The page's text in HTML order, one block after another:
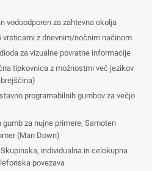
vodoodporen za zahtevna okolja
vrsticami z dnevnim/nočnim načinom
za vizualne povratne informacije
tipkovnica z možnostmi več jezikov
programabilnih gumbov za večjo
gumb za nujne primere, Samoten
(Man Down)
Skupinska, individualna in celokupna
povezava